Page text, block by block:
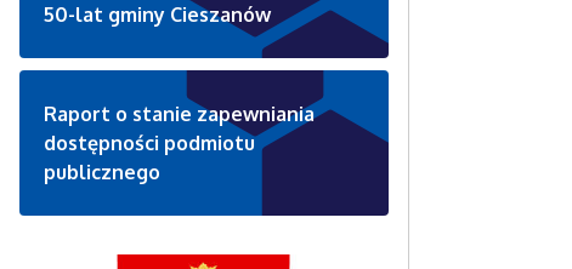
50-lat gminy Cieszanów
Raport o stanie zapewniania
dostępności podmiotu
publicznego